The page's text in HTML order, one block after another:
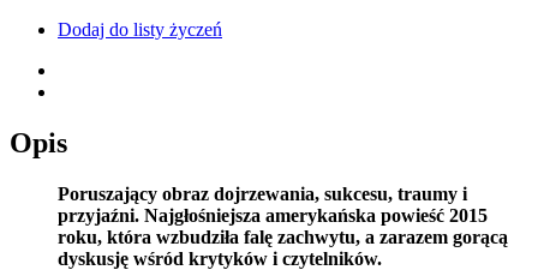
Dodaj do listy życzeń
Opis
Poruszający obraz dojrzewania, sukcesu, traumy i
przyjaźni. Najgłośniejsza amerykańska powieść 2015
roku, która wzbudziła falę zachwytu, a zarazem gorącą
dyskusję wśród krytyków i czytelników.